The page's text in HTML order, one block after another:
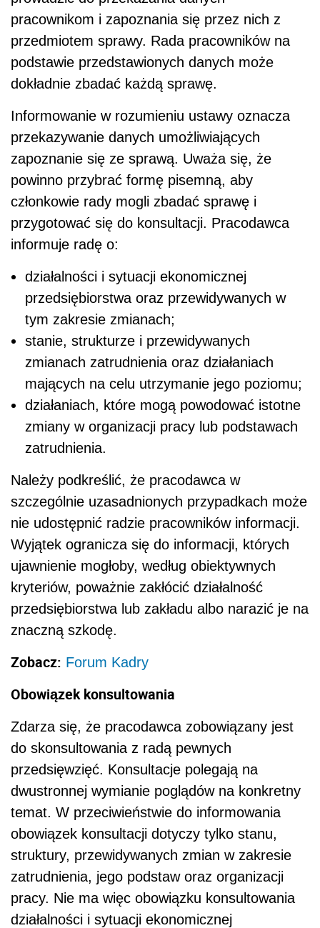
pracownikom i zapoznania się przez nich z
przedmiotem sprawy. Rada pracowników na
podstawie przedstawionych danych może
dokładnie zbadać każdą sprawę.
Informowanie w rozumieniu ustawy oznacza
przekazywanie danych umożliwiających
zapoznanie się ze sprawą. Uważa się, że
powinno przybrać formę pisemną, aby
członkowie rady mogli zbadać sprawę i
przygotować się do konsultacji. Pracodawca
informuje radę o:
działalności i sytuacji ekonomicznej
przedsiębiorstwa oraz przewidywanych w
tym zakresie zmianach;
stanie, strukturze i przewidywanych
zmianach zatrudnienia oraz działaniach
mających na celu utrzymanie jego poziomu;
działaniach, które mogą powodować istotne
zmiany w organizacji pracy lub podstawach
zatrudnienia.
Należy podkreślić, że pracodawca w
szczególnie uzasadnionych przypadkach może
nie udostępnić radzie pracowników informacji.
Wyjątek ogranicza się do informacji, których
ujawnienie mogłoby, według obiektywnych
kryteriów, poważnie zakłócić działalność
przedsiębiorstwa lub zakładu albo narazić je na
znaczną szkodę.
Zobacz: Forum Kadry
Obowiązek konsultowania
Zdarza się, że pracodawca zobowiązany jest
do skonsultowania z radą pewnych
przedsięwzięć. Konsultacje polegają na
dwustronnej wymianie poglądów na konkretny
temat. W przeciwieństwie do informowania
obowiązek konsultacji dotyczy tylko stanu,
struktury, przewidywanych zmian w zakresie
zatrudnienia, jego podstaw oraz organizacji
pracy. Nie ma więc obowiązku konsultowania
działalności i sytuacji ekonomicznej